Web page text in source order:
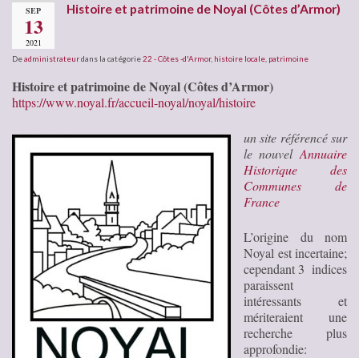
SEP
13
2021
Histoire et patrimoine de Noyal (Côtes d’Armor)
Deadministrateurdans la catégorie22 - Côtes -d'Armor, histoire locale patrimoine
Histoire et patrimoine de Noyal (Côtes d’Armor)
https://www.noyal.fr/accueil-noyal/noyal/histoire
un site référencé sur
le nouvel Annuaire
Historique des
Communes de
France
L’origine du nom
Noyal est incertaine;
cependant 3 indices
paraissent
intéressants et
mériteraient une
recherche plus
approfondie: